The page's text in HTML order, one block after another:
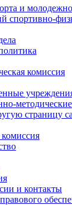
и
спортивно-
комиссия
страницу
и контакты